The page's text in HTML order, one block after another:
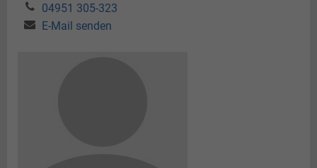
04951 305-323
E-Mail senden